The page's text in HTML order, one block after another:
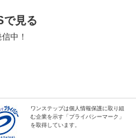
で見る
中！
ワンステップは個人情報保護に取り組
む企業を示す「プライバシーマーク」
を取得しています。